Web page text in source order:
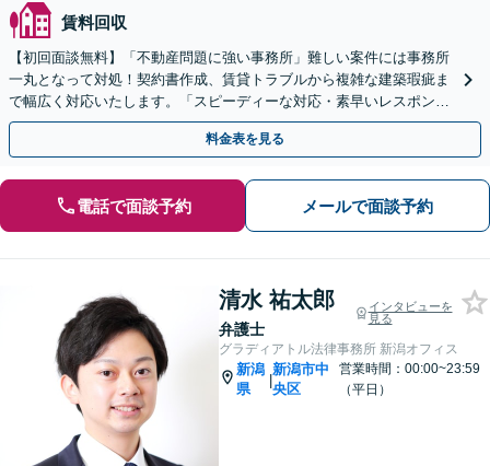
賃料回収
【初回面談無料】「不動産問題に強い事務所」難しい案件には事務所
一丸となって対処！契約書作成、賃貸トラブルから複雑な建築瑕疵ま
で幅広く対応いたします。「スピーディーな対応・素早いレスポン
ス」【WEB面談対応】
料金表を見る
電話で面談予約 メールで面談予約
清水 祐太郎
弁護士
インタビューを
見る
グラディアトル法律事務所 新潟オフィス
新潟
県
|
新潟市中
央区
営業時間：00:00~23:59
（平日）